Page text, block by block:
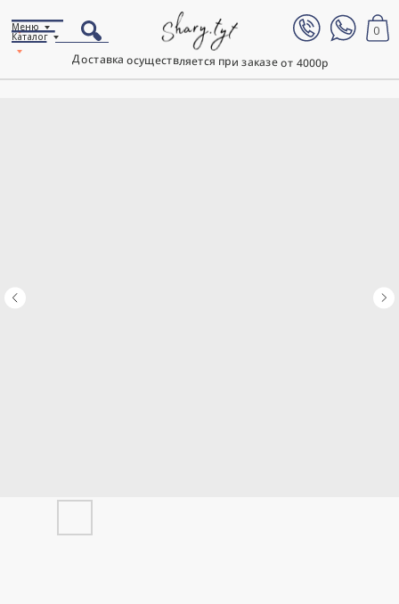
Доставка осуществляется при заказе от 4000р
0
Каталог
Меню